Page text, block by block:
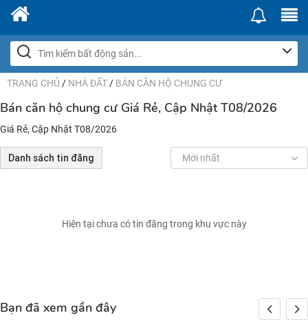
TRANG CHỦ / NHÀ ĐẤT / BÁN CĂN HỘ CHUNG CƯ
Bán căn hộ chung cư Giá Rẻ, Cập Nhật T08/2026
Giá Rẻ, Cập Nhật T08/2026
Danh sách tin đăng Mới nhất
Hiện tại chưa có tin đăng trong khu vực này
Bạn đã xem gần đây